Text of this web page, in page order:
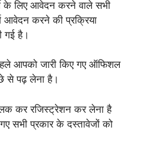
के लिए आवेदन करने वाले सभी
आवेदन करने की प्रक्रिया
गई है।
आपको जारी किए गए ऑफिशल
से पढ़ लेना है।
कर रजिस्ट्रेशन कर लेना है
सभी प्रकार के दस्तावेजों को